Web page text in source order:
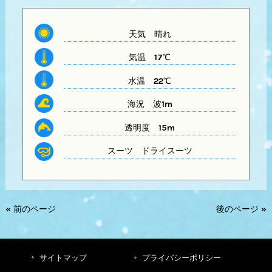
天気晴れ
気温 17℃
水温 22℃
海況 波1m
透明度 15m
スーツ ドライスーツ
« 前のページ 後のページ »
サイトマップ プライバシーポリシー